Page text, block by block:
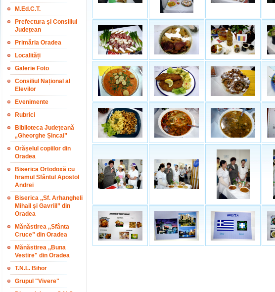
M.Ed.C.T.
Prefectura și Consiliul
Județean
Primăria Oradea
Localități
Galerie Foto
Consiliul Național al
Elevilor
Evenimente
Rubrici
Biblioteca Județeană
„Gheorghe Șincai”
Orășelul copiilor din
Oradea
Biserica Ortodoxă cu
hramul Sfântul Apostol
Andrei
Biserica ,,Sf. Arhangheli
Mihail și Gavriil” din
Oradea
Mănăstirea ,,Sfânta
Cruce” din Oradea
Mănăstirea ,,Buna
Vestire" din Oradea
T.N.L. Bihor
Grupul "Vivere"